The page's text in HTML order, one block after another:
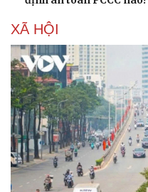
Ăn sạch sống khỏe
XÃ HỘI